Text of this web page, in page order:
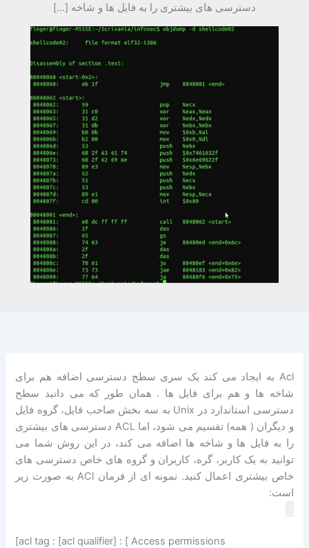
دسترسی های بیشتری را به فایل ها و شاخه […]
Acl به ایجاد می کند یک سری سطح دسترسی اضافه هم برای
شاخه ها و هم برای فایل ها . همان طور که می دانید سطح
دسترسی استاندارد در Unix به سه بخش صاحب فایل، گروه فایل
و دیگران ( همه) تقسیم می شود، اما ACL دسترسی های بیشتری
را به فایل ها و شاخه ها اضافه می کند، در این روش شما می
توانید به یک کاربر، گره، کاربران و گروه های خاص دسترسی های
خاص بیشتری اعمال کنید. نمونه ای از فرمان ACl به صورت زیر
است:
[acl tag : [acl qualifier] : [ Access permissions